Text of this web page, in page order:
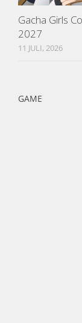
Gacha Girls
2027
11 JULI, 2026
GAME